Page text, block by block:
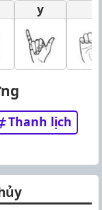
y
Thanh lịch